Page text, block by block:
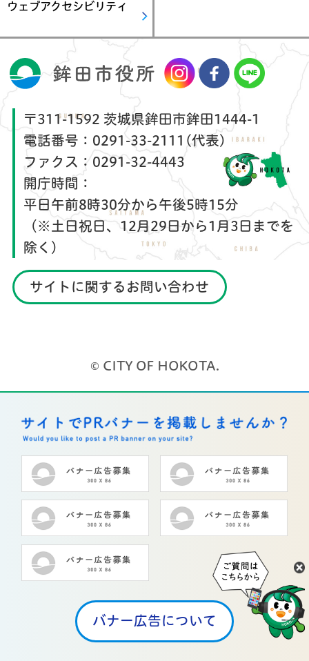
ウェブアクセシビリティ
〒311-1592 茨城県鉾田市鉾田1444-1
電話番号： 0291-33-2111(代表)
ファクス： 0291-32-4443
開庁時間：
平日午前8時30分から午後5時15分
（※土日祝日、12月29日から1月3日までを
除く）
サイトに関するお問い合わせ
© CITY OF HOKOTA.
バナー広告について